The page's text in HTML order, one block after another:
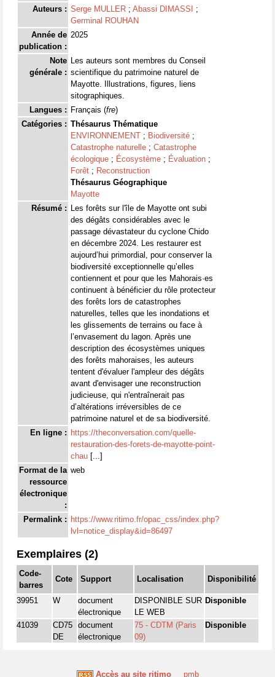
Auteurs : Serge MULLER ; Abassi DIMASSI
;
Germinal ROUHAN
Année de
publication :
2025
Note
générale :
Les auteurs sont membres du Conseil
scientifique du patrimoine naturel de
Mayotte. Illustrations, figures, liens
sitographiques.
Langues : Français (fre)
Catégories : Thésaurus Thématique
ENVIRONNEMENT ; Biodiversité ;
Catastrophe naturelle ; Catastrophe
écologique ; Écosystème ; Évaluation ;
Forêt ; Reconstruction
Thésaurus Géographique
Mayotte
Résumé : Les forêts sur l'île de Mayotte ont subi
des dégâts considérables avec le
passage dévastateur du cyclone Chido
en décembre 2024. Les restaurer est
aujourd’hui primordial, pour conserver la
biodiversité exceptionnelle qu’elles
contiennent et pour que les Mahorais·es
continuent à bénéficier du rôle protecteur
des forêts lors de catastrophes
naturelles, telles que les inondations et
les glissements de terrains ou face à
l’envasement du lagon. Après une
description des écosystèmes uniques
des forêts mahoraises, les auteurs
tentent d'évaluer l'ampleur des dégâts
avant d'envisager une reconstruction
judicieuse, qui n'entraînerait pas
d’altérations irréversibles de ce
patrimoine naturel et de sa biodiversité.
En ligne : https://theconversation.com/quelle-
restauration-des-forets-de-mayotte-point-
chau [...]
Format de la
ressource
électronique
:
web
Permalink : https://www.ritimo.fr/opac_css/index.php?
lvl=notice_display&id=86497
Exemplaires (2)
Code-
barres
Cote Support Localisation Disponibilité
39951 W
document
électronique
DISPONIBLE SUR
LE WEB
Disponible
41039
CD75
DE
document
électronique
75 - CDTM (Paris
09)
Disponible
Accès au site ritimo pmb